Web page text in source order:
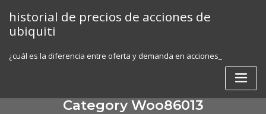
content
historial de precios de acciones de
ubiquiti
¿cuál es la diferencia entre oferta y demanda en acciones_
Category Woo86013